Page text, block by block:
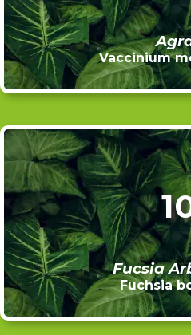
Vaccinium
Fucsia
Fuchsia